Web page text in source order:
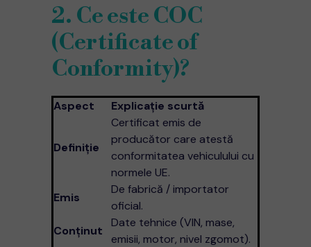
2. Ce este COC
(Certificate of
Conformity)?
Aspect Explicație scurtă
Definiție
Certificat emis de
producător care atestă
conformitatea vehiculului cu
normele UE.
Emi­s
De fabrică / importator
oficial.
Conţinut
Date tehnice (VIN, mase,
emisii, motor, nivel zgomot).